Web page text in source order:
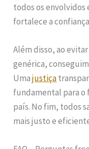
todos os envolvidos
fortalece a
Além disso, ao
genérica,
Umajustiça
fundamental para o
país. No fim, todos
mais justo e